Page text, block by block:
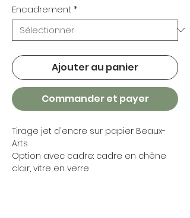
Encadrement*
Ajouter au panier
Commander et payer
Tirage jet d'encre sur papier Beaux-
Arts
Option avec cadre: cadre en chêne
clair, vitre en verre